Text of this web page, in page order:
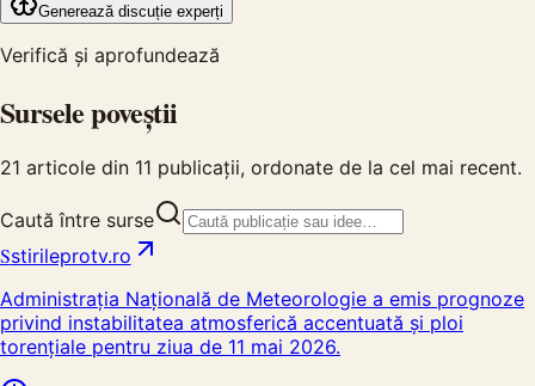
Generează discuție experți
Verifică și aprofundează
Sursele poveștii
21 articole din 11 publicații, ordonate de la cel mai recent.
Caută între surse
Sstirileprotv.ro
Administrația Națională de Meteorologie a emis prognoze
privind instabilitatea atmosferică accentuată și ploi
torențiale pentru ziua de 11 mai 2026.